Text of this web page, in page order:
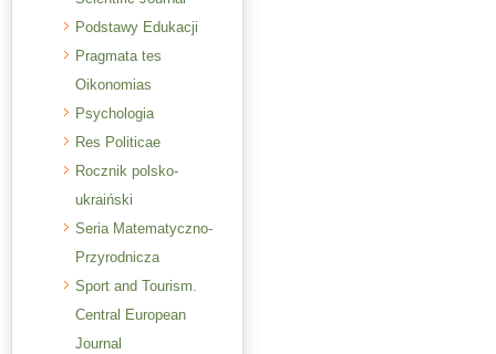
Podstawy Edukacji
Pragmata tes
Oikonomias
Psychologia
Res Politicae
Rocznik polsko-
ukraiński
Seria Matematyczno-
Przyrodnicza
Sport and Tourism.
Central European
Journal